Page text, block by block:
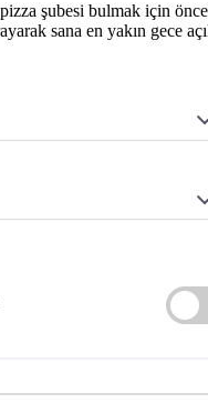
şubesi bulmak için önce
sana en yakın gece